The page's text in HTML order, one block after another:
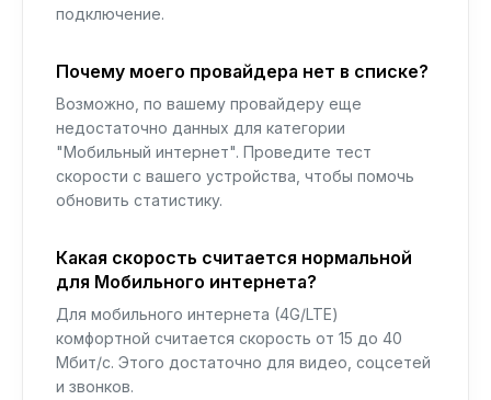
подключение.
Почему моего провайдера нет в списке?
Возможно, по вашему провайдеру еще
недостаточно данных для категории
"Мобильный интернет". Проведите тест
скорости с вашего устройства, чтобы помочь
обновить статистику.
Какая скорость считается нормальной
для Мобильного интернета?
Для мобильного интернета (4G/LTE)
комфортной считается скорость от 15 до 40
Мбит/с. Этого достаточно для видео, соцсетей
и звонков.